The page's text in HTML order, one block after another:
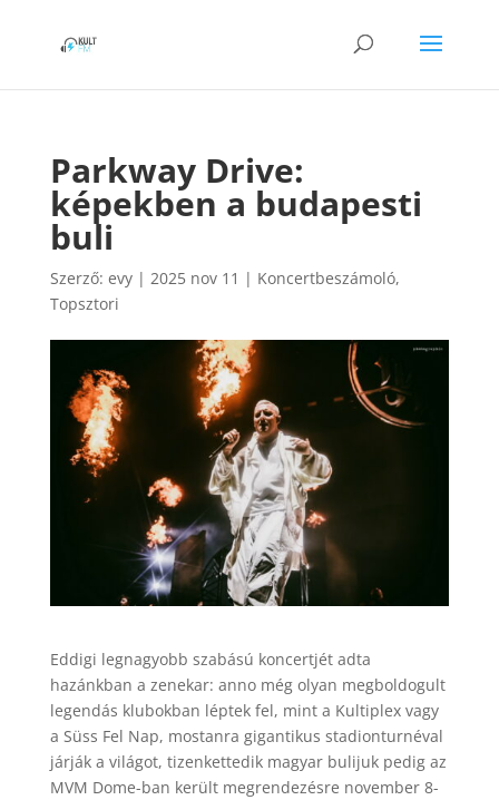
Parkway Drive:
képekben a budapesti
buli
Szerző: evy| 2025 nov 11 | Koncertbeszámoló,
Topsztori
Eddigi legnagyobb szabású koncertjét adta
hazánkban a zenekar: anno még olyan megboldogult
legendás klubokban léptek fel, mint a Kultiplex vagy
a Süss Fel Nap, mostanra gigantikus stadionturnéval
járják a világot, tizenkettedik magyar bulijuk pedig az
MVM Dome-ban került megrendezésre november 8-